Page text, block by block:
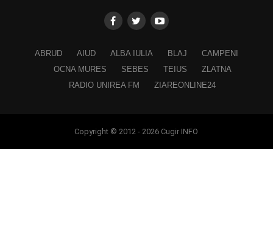
ABRUD AIUD ALBA IULIA BLAJ
CAMPENI
OCNA MURES
SEBES TEIUS
ZLATNA
RADIO UNIREA FM
ZIAREONLINE24
Copyright © 2012 - 2026 Cugir INFO